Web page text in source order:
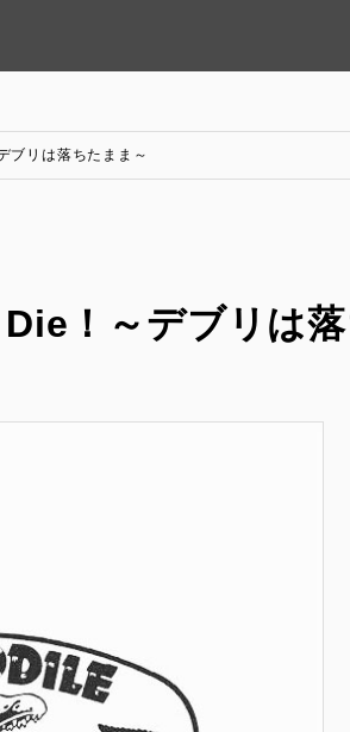
ブリは落ちたまま～
！～デブリは